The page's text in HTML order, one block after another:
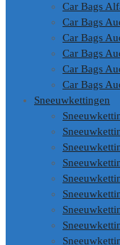
Car Bags
Car Bags
Car Bags
Car Bags
Car Bags
Car Bags
Sneeuwkettingen